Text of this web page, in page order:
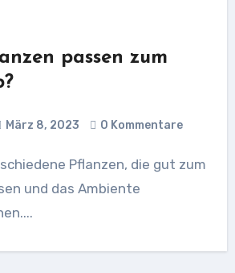
passen zum
März 8, 2023 0 Kommentare
und das Ambiente